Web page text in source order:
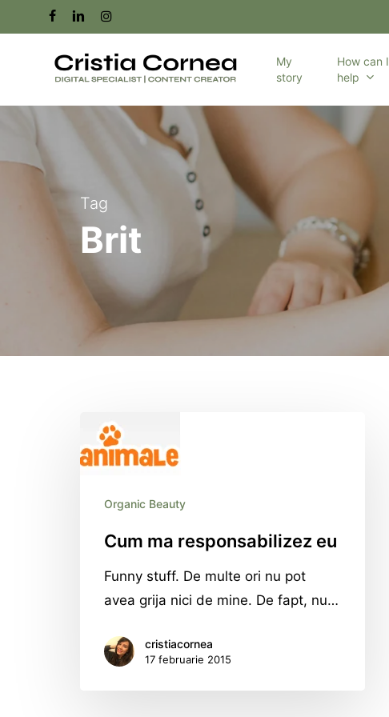
to
facebooklinkedininstagram
My
story
How can I
help
Tag
Brit
Organic Beauty
Cum ma responsabilizez eu
Funny stuff. De multe ori nu pot
avea grija nici de mine. De fapt, nu…
cristiacornea
17 februarie 2015